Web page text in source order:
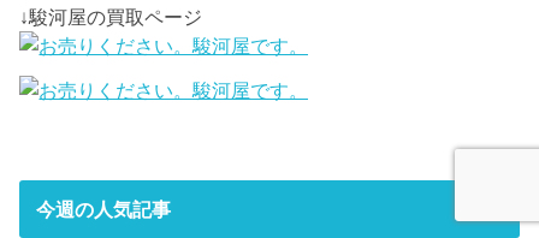
↓駿河屋の買取ページ
今週の人気記事